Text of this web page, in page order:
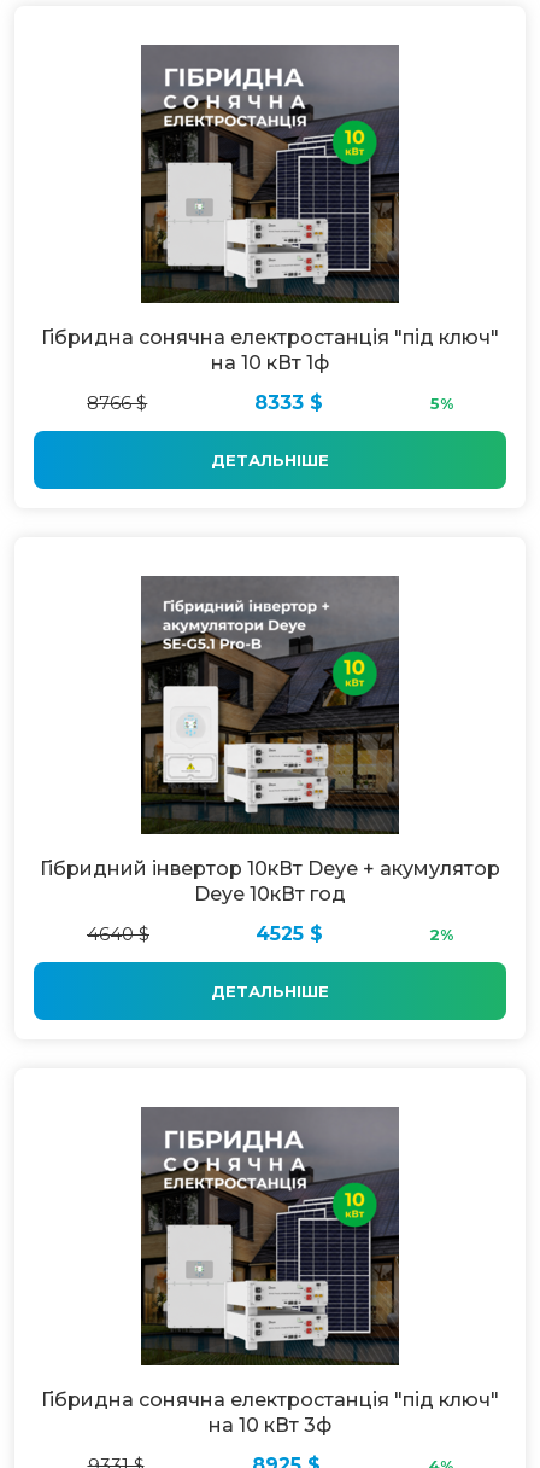
Гібридна сонячна електростанція "під ключ"
на 10 кВт 1ф
8766 $
8333 $ 5%
ДЕТАЛЬНІШЕ
Гібридний інвертор 10кВт Deye + акумулятор
Deye 10кВт год
4640 $
4525 $ 2%
ДЕТАЛЬНІШЕ
Гібридна сонячна електростанція "під ключ"
на 10 кВт 3ф